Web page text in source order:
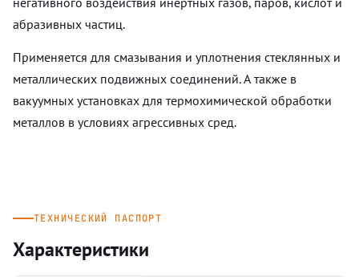
абразивных частиц.
Применяется для смазывания и уплотнения стеклянных и
металлических подвижных соединений. А также в
вакуумных установках для термохимической обработки
металлов в условиях агрессивных сред.
ТЕХНИЧЕСКИЙ ПАСПОРТ
Характеристики